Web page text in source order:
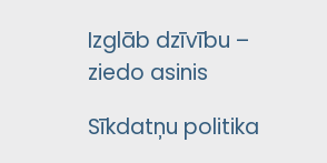
Izglāb dzīvību –
ziedo asinis
Sīkdatņu politika